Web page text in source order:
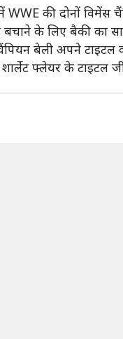
WWE की दोनों विमेंस
के लिए बैकी का
बेली अपने
फ्लेयर के टाइटल